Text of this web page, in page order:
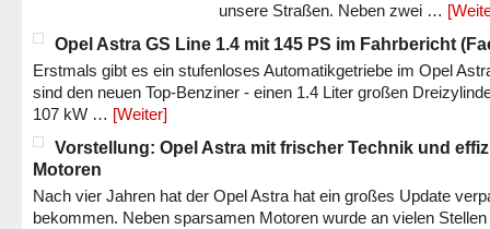
unsere Straßen. Neben zwei …
Opel Astra GS Line 1.4 mit 145 PS im Fahrbericht
Erstmals gibt es ein stufenloses Automatikgetriebe im Opel
sind den neuen Top-Benziner - einen 1.4 Liter großen
107 kW … [Weiter]
Vorstellung: Opel Astra mit frischer Technik und
Motoren
Nach vier Jahren hat der Opel Astra hat ein großes Update
bekommen. Neben sparsamen Motoren wurde an vielen Stellen